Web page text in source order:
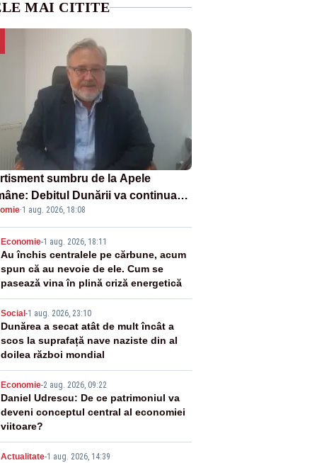
MAI CITITE
sumbru de la Apele
Debitul Dunării va continua
Cernavodă s-ar putea închide
·1 aug. 2026, 18:08
Economie-1 aug. 2026, 18:11
Au închis centralele pe cărbune, acum
spun că au nevoie de ele. Cum se
pasează vina în plină criză energetică
Social -1 aug. 2026, 23:10
Dunărea a secat atât de mult încât a
scos la suprafață nave naziste din al
doilea război mondial
Economie-2 aug. 2026, 09:22
Daniel Udrescu: De ce patrimoniul va
deveni conceptul central al economiei
viitoare?
Actualitate-1 aug. 2026, 14:39